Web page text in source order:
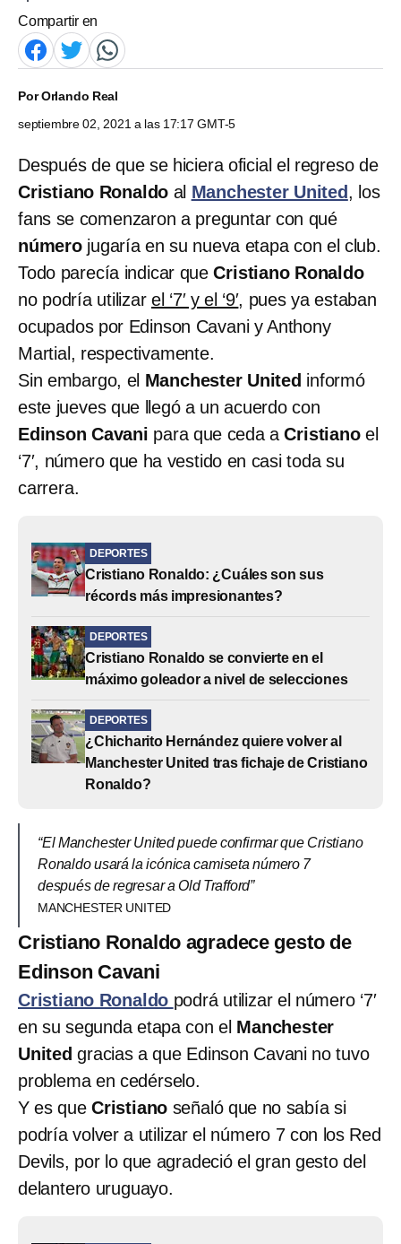
Compartir en
PorOrlando Real
septiembre 02, 2021 a las 17:17 GMT-5
Después de que se hiciera oficial el regreso de
Cristiano Ronaldo al Manchester United , los
fans se comenzaron a preguntar con qué
númerojugaría en su nueva etapa con el club.
Todo parecía indicar queCristiano Ronaldo
no podría utilizarel ‘7′ y el ‘9′, pues ya estaban
ocupados por Edinson Cavani y Anthony
Martial, respectivamente.
Sin embargo, el Manchester United informó
este jueves que llegó a un acuerdo con
Edinson Cavani para que ceda aCristianoel
‘7′, número que ha vestido en casi toda su
carrera.
DEPORTES
Cristiano Ronaldo: ¿Cuáles son sus
récords más impresionantes?
DEPORTES
Cristiano Ronaldo se convierte en el
máximo goleador a nivel de selecciones
DEPORTES
¿Chicharito Hernández quiere volver al
Manchester United tras fichaje de Cristiano
Ronaldo?
“El Manchester United puede confirmar que Cristiano
Ronaldo usará la icónica camiseta número 7
después de regresar a Old Trafford”
MANCHESTER UNITED
Cristiano Ronaldo agradece gesto de
Edinson Cavani
Cristiano Ronaldo podrá utilizar el número ‘7′
en su segunda etapa con el Manchester
United gracias a que Edinson Cavani no tuvo
problema en cedérselo.
Y es que Cristiano señaló que no sabía si
podría volver a utilizar el número 7 con los Red
Devils, por lo que agradeció el gran gesto del
delantero uruguayo.